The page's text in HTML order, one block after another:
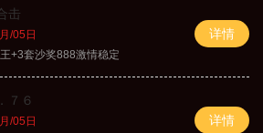
击
/05日
+3套沙奖888激情稳定
详情
７６
/05日
详情